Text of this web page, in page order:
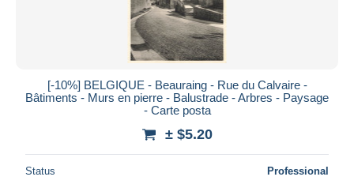
[-10%] BELGIQUE - Beauraing - Rue du Calvaire -
Bâtiments - Murs en pierre - Balustrade - Arbres - Paysage
- Carte posta
± $5.20
Status Professional